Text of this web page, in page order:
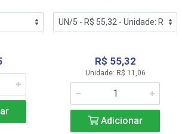
R$ 55,32
Unidade: R$ 11,06
Adicionar